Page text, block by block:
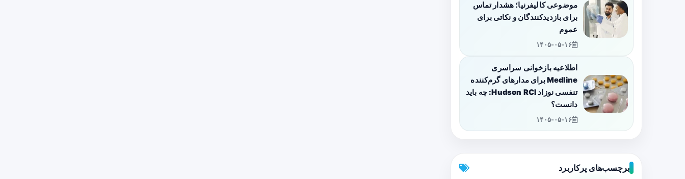
موضوعی کالیفرنیا؛ هشدار تماس
برای بازدیدکنندگان و نکاتی برای
عموم
۱۴۰۵-۰۵-۱۶
اطلاعیه بازخوانی سراسری
Medline برای مدارهای گرم‌کننده
تنفسی نوزاد Hudson RCI: چه باید
دانست؟
۱۴۰۵-۰۵-۱۶
برچسب‌های پرکاربرد